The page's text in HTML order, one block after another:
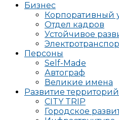
Бизнес
Корпоративный
Отдел кадров
Устойчивое
Персоны
Self-Made
Автограф
Великие имена
Развитие территорий
CITY TRIP
Городское